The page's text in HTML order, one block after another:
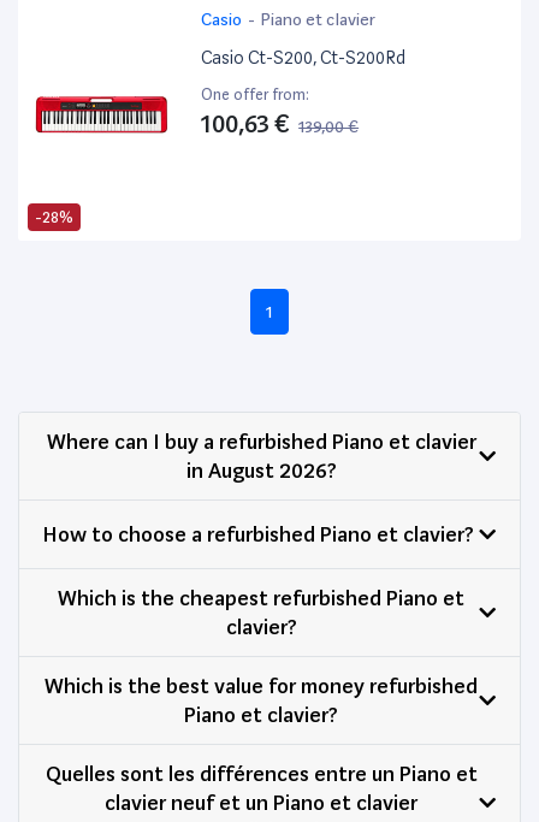
-28%
Casio - Piano et clavier
Casio Ct-S200, Ct-S200Rd
One offer from:
100,63 € 139,00 €
1
Where can I buy a refurbished Piano et clavier
in August 2026?
How to choose a refurbished Piano et clavier?
Which is the cheapest refurbished Piano et
clavier?
Which is the best value for money refurbished
Piano et clavier?
Quelles sont les différences entre un Piano et
clavier neuf et un Piano et clavier